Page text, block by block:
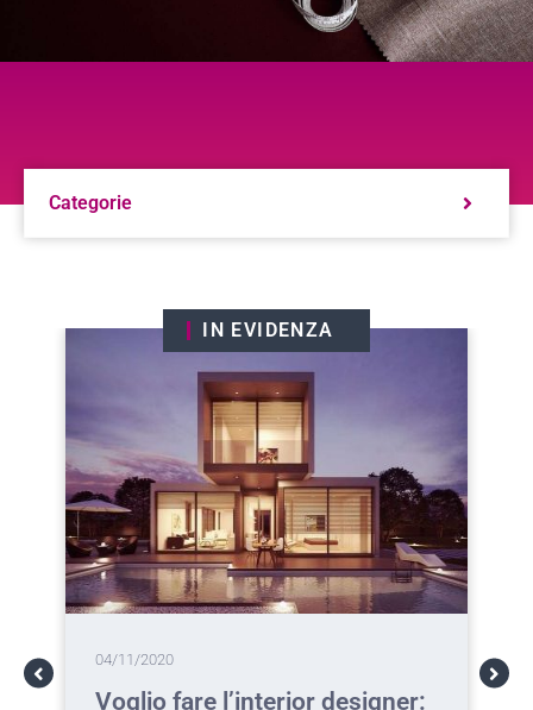
IN EVIDENZA
04/11/2020
Voglio fare l’interior designer:
Categorie